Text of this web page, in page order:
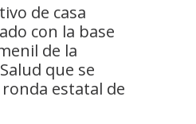
de casa
con la base
de la
que se
estatal de